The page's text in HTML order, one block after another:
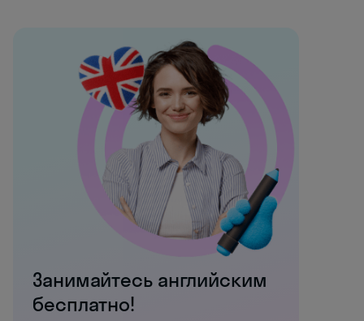
Занимайтесь английским
бесплатно!